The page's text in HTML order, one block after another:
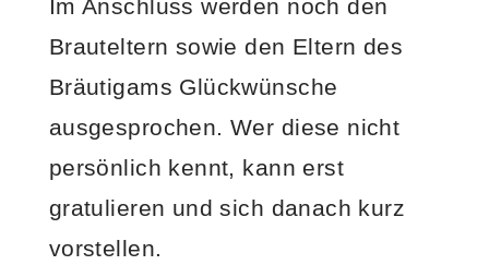
Im Anschluss werden noch den
Brauteltern sowie den Eltern des
Bräutigams Glückwünsche
ausgesprochen. Wer diese nicht
persönlich kennt, kann erst
gratulieren und sich danach kurz
vorstellen.